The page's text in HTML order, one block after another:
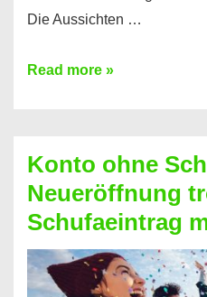
Die Aussichten …
Mit
Sie
einen
Kredit
ohne
Einkommensnachweis
Read more »
Konto ohne
Neueröffnung
Schufaeintrag